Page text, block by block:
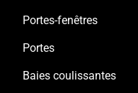
Portes-fenêtres
Portes
Baies coulissantes